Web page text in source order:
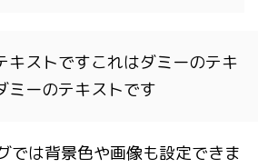
キストですこれはダミーのテキ
ミーのテキストです
では背景色や画像も設定できま